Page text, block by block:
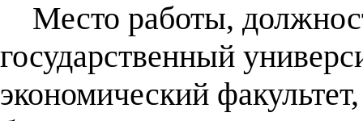
Место работы,
государственный
экономический